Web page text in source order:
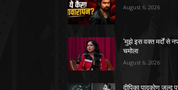
August 6, 2026
‘मुझे इस वक्त मर्दों से
चमोला
August 6, 2026
दीपिका पादुकोण जल्द